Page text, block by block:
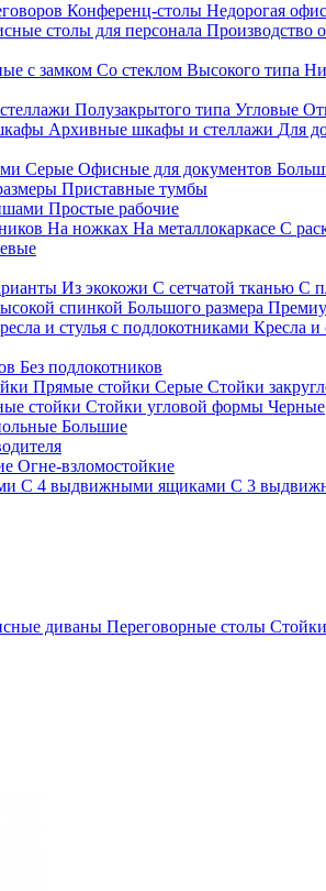
Конференц-столы Недорогая
столы для персонала Производство
с замком Со стеклом Высокого типа
Полузакрытого типа Угловые
Архивные шкафы и стеллажи Для
Серые Офисные для документов
Приставные тумбы
Простые рабочие
На ножках На металлокаркасе С
Из экокожи С сетчатой тканью С
спинкой Большого размера
и стулья с подлокотниками Кресла и
Без подлокотников
Прямые стойки Серые Стойки
стойки Стойки угловой формы Черные
Большие
Огне-взломостойкие
С 4 выдвижными ящиками С 3
диваны Переговорные столы